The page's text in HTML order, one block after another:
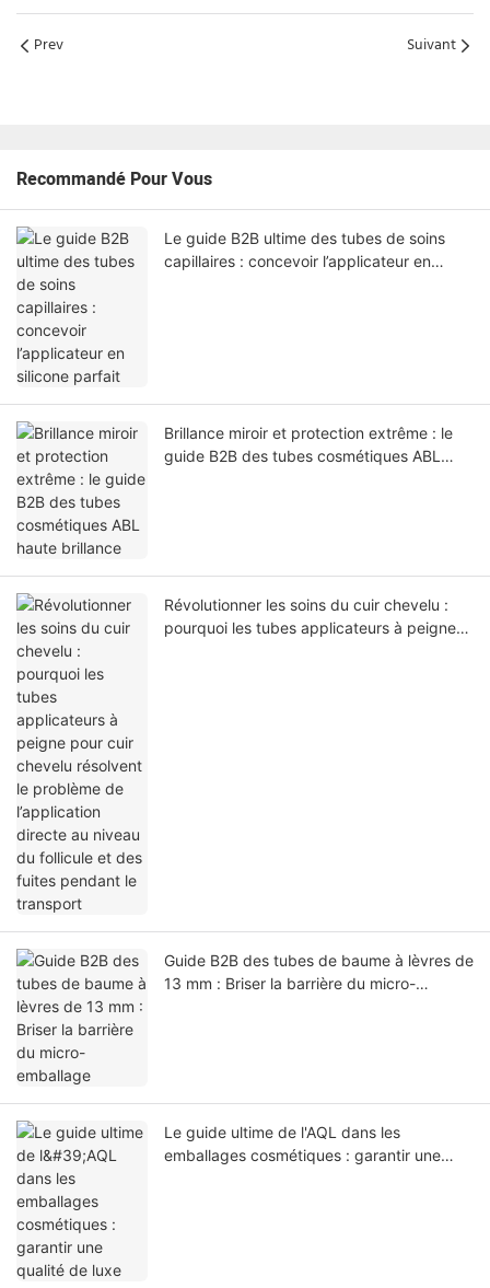
Prev Suivant
Recommandé Pour Vous
Le guide B2B ultime des tubes de soins
capillaires : concevoir l’applicateur en
Brillance miroir et protection extrême : le
guide B2B des tubes cosmétiques ABL
Révolutionner les soins du cuir chevelu :
pourquoi les tubes applicateurs à peigne
Guide B2B des tubes de baume à lèvres de
13 mm : Briser la barrière du micro-
Le guide ultime de l'AQL dans les
emballages cosmétiques : garantir une